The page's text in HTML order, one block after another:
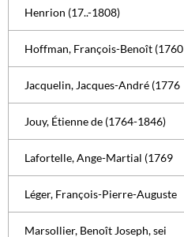
Henrion (17..-1808)
Hoffman, François-Benoît (1760
Jacquelin, Jacques-André (1776
Jouy, Étienne de (1764-1846)
Lafortelle, Ange-Martial (1769
Léger, François-Pierre-Auguste
Marsollier, Benoît Joseph, sei